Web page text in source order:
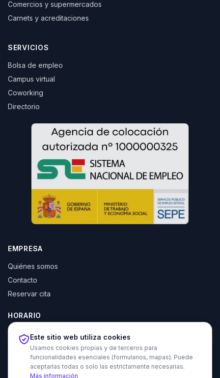
Comercios y supermercados
Carnets y acreditaciones
SERVICIOS
Bolsa de empleo
Campus virtual
Coworking
Directorio
EMPRESA
Quiénes somos
Contacto
Reservar cita
HORARIO
Lun–Jue: 10:00–14:00 y 16:30–20:00
Vie: 10:00–14:00
Este sitio web utiliza cookies
Usamos cookies propias y de terceros para
funcionalidades esenciales (formularios, mapas). Puede
aceptarlas todas o solo las estrictamente necesarias.
Más información